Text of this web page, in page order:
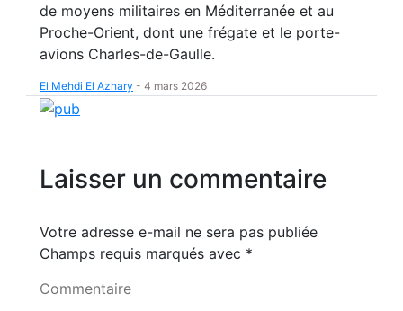
de moyens militaires en Méditerranée et au
Proche-Orient, dont une frégate et le porte-
avions Charles-de-Gaulle.
El Mehdi El Azhary - 4 mars 2026
Laisser un commentaire
Votre adresse e-mail ne sera pas publiée
Champs requis marqués avec *
Commentaire